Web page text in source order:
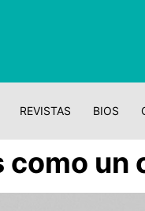
REVISTAS BIOS
como